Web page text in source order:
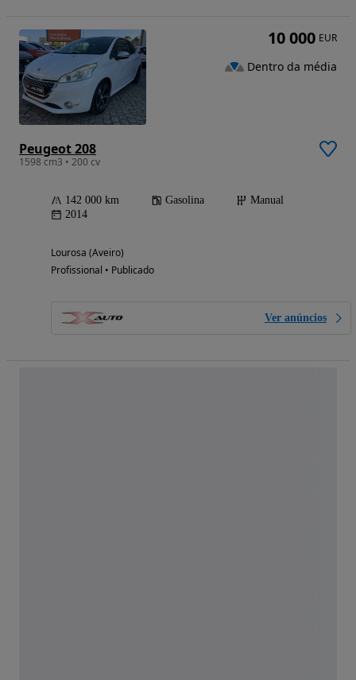
Peugeot 208
1598 cm3 • 200 cv
142 000 km Gasolina
Manual
2014
Lourosa (Aveiro)
Profissional • Publicado
Ver anúncios
10 000 EUR
Dentro da média